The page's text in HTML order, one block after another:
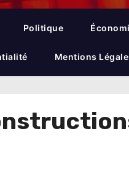
Politique
Mentions